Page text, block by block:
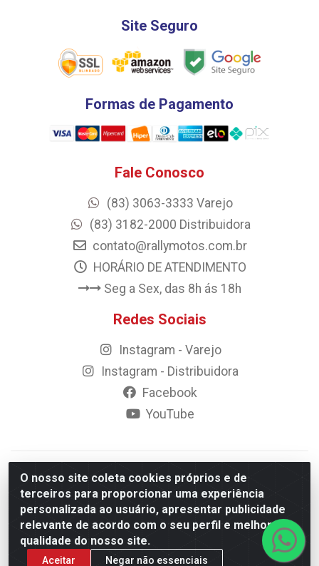
O nosso site coleta cookies próprios e de
terceiros para proporcionar uma experiência
personalizada ao usuário, apresentar publicidade
relevante de acordo com o seu perfil e melhorar a
qualidade do nosso site.
Aceitar Negar não essenciais
Site Seguro
Formas de Pagamento
Fale Conosco
(83) 3063-3333 Varejo
(83) 3182-2000 Distribuidora
contato@rallymotos.com.br
HORÁRIO DE ATENDIMENTO
Seg a Sex, das 8h ás 18h
Redes Sociais
Instagram - Varejo
Instagram - Distribuidora
Facebook
YouTube
© 2023 Rally Motos - todos os direitos reservados.
Razão Social: Rally motos distribuidora, importadora e
transportadora de peças LTDA - CNPJ 09.262.859/0001-43 -
Rua Vigário Calixto 2900 - Catolé, Campina Grande/PB